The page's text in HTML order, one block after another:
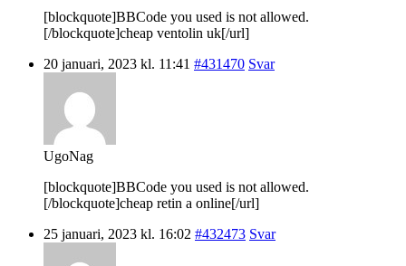
[blockquote]BBCode you used is not allowed.
[/blockquote]cheap ventolin uk[/url]
20 januari, 2023 kl. 11:41 #431470 Svar
UgoNag
[blockquote]BBCode you used is not allowed.
[/blockquote]cheap retin a online[/url]
25 januari, 2023 kl. 16:02 #432473 Svar